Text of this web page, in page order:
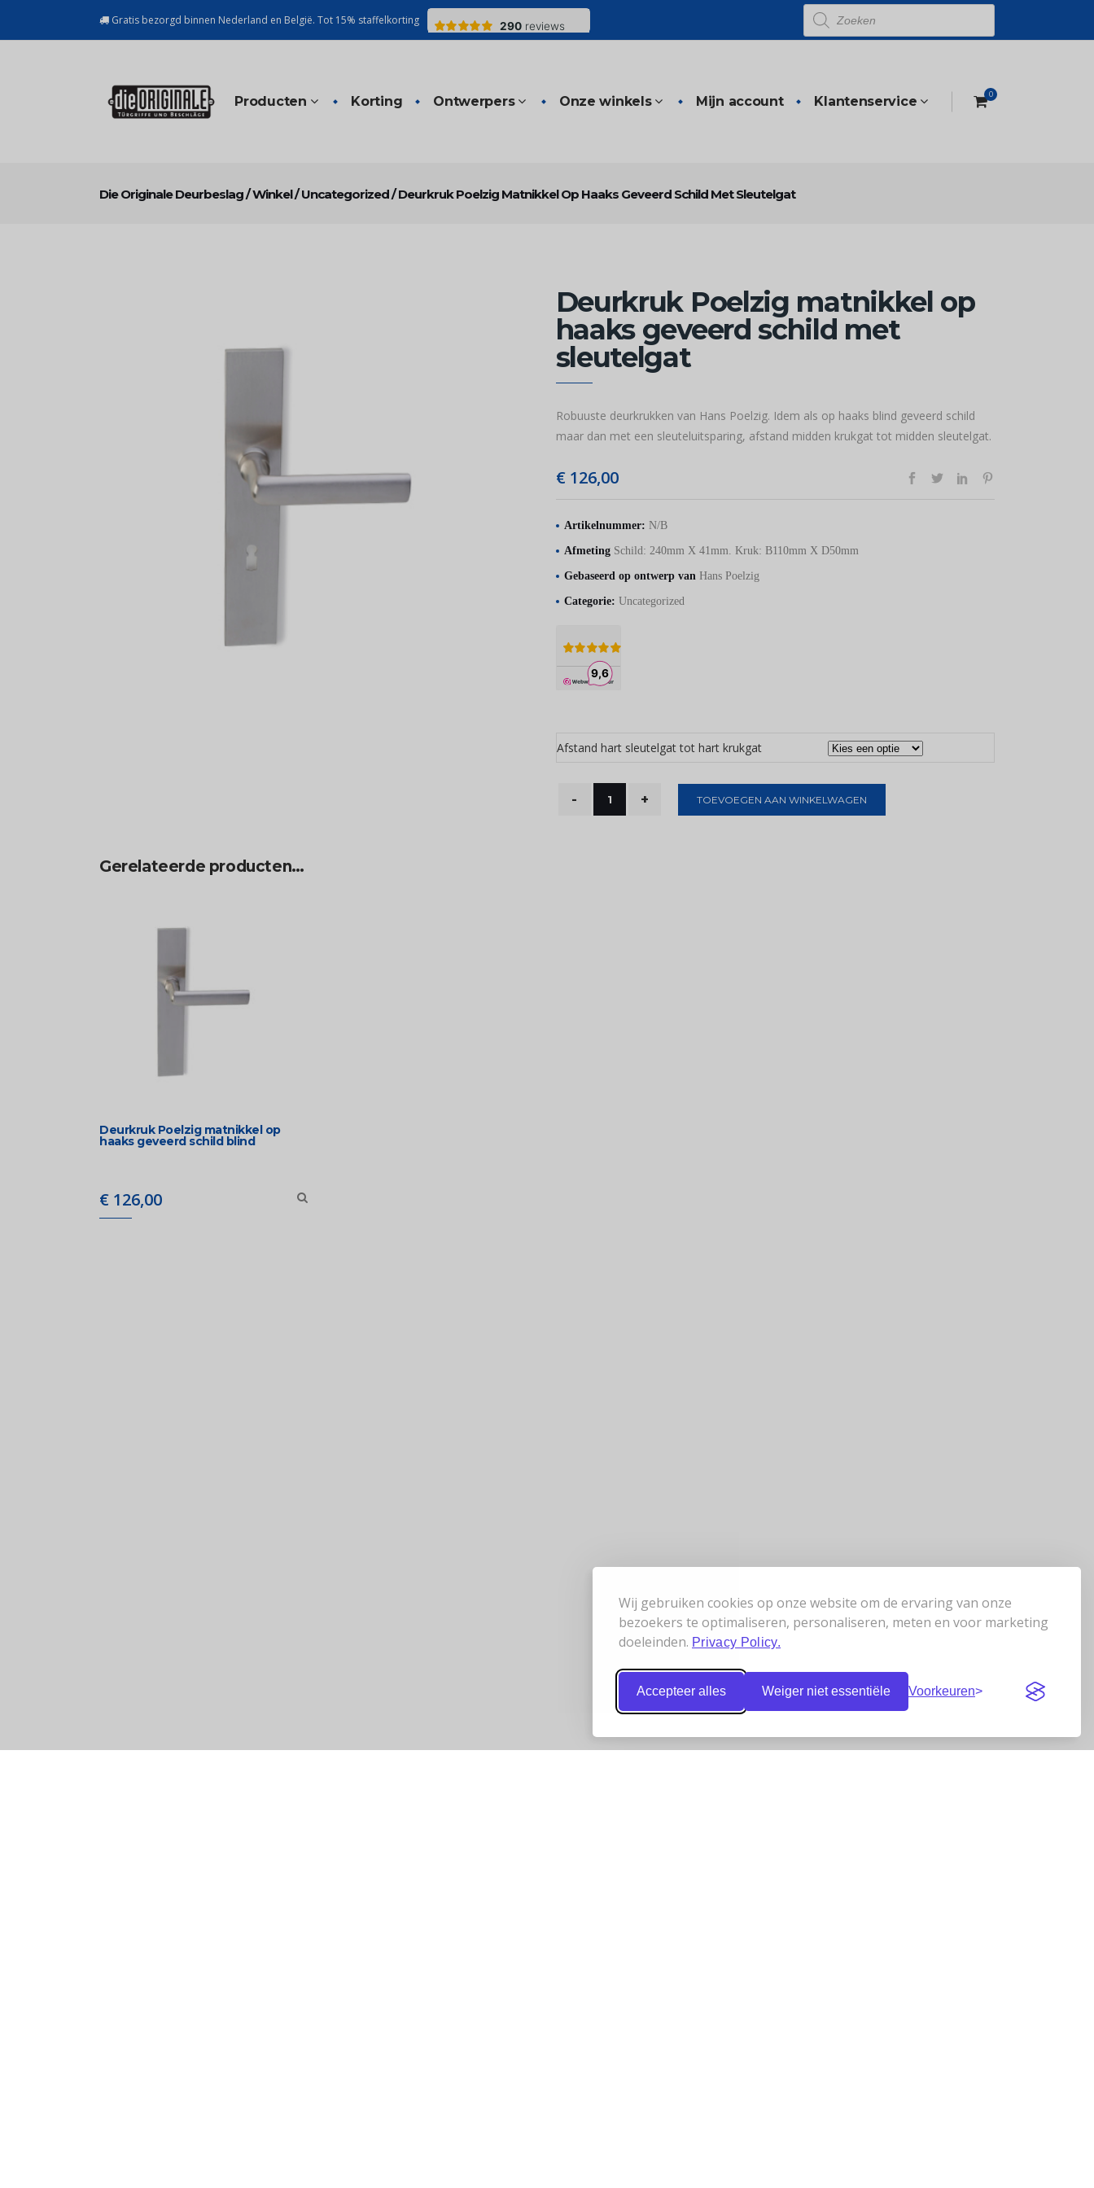
Wij gebruiken cookies op onze website om de ervaring van onze
bezoekers te optimaliseren, personaliseren, meten en voor marketing
doeleinden. Privacy Policy.
Accepteer alles Weiger niet essentiële Voorkeuren
Gratis bezorgd binnen Nederland en België. Tot 15% staffelkorting
Producten
zoeken
0
Producten Korting Ontwerpers Onze winkels Mijn account Klantenservice
Die Originale Deurbeslag/Winkel/Uncategorized/Deurkruk Poelzig Matnikkel Op Haaks Geveerd Schild Met Sleutelgat
Deurkruk Poelzig matnikkel op
haaks geveerd schild met
sleutelgat
Robuuste deurkrukken van Hans Poelzig. Idem als op haaks blind geveerd schild
maar dan met een sleuteluitsparing, afstand midden krukgat tot midden sleutelgat.
€126,00
Artikelnummer: N/B
Afmeting Schild: 240mm X 41mm. Kruk: B110mm X D50mm
Gebaseerd op ontwerp van Hans Poelzig
Categorie: Uncategorized
Afstand hart sleutelgat tot hart krukgat
TOEVOEGEN AAN WINKELWAGEN
Gerelateerde producten…
Deurkruk Poelzig matnikkel op
haaks geveerd schild blind
€ 126,00